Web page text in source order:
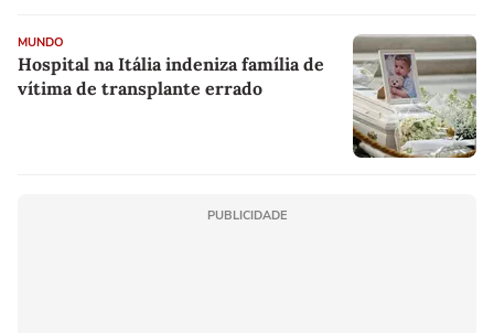
MUNDO
Hospital na Itália indeniza família de
vítima de transplante errado
PUBLICIDADE